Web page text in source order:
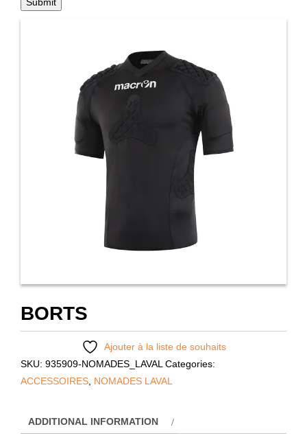
BORTS
Ajouter à la liste de souhaits
SKU: 935909-NOMADES_LAVAL Categories:
ACCESSOIRES, NOMADES LAVAL
ADDITIONAL INFORMATION